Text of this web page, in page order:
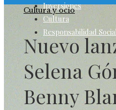
Inversiones
Cultura
Responsabilidad
Cultura y ocio
Nuevo
Selena
Benny